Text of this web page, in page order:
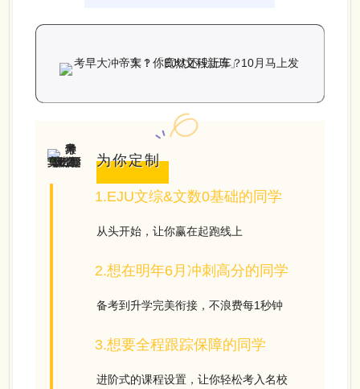
为你定制
1.EJU文综&文数0基础的同学
从头开始，让你赢在起跑线上
2.想在明年6月冲刺高分的同学
备考到升学完美衔接，不浪费每1秒钟
3.想要全程跟踪保障的同学
进阶式的课程设置，让你轻松考入名校